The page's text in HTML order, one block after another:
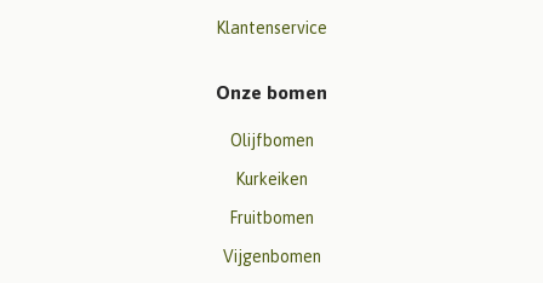
Klantenservice
Onze bomen
Olijfbomen
Kurkeiken
Fruitbomen
Vijgenbomen